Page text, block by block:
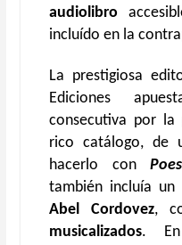
audiolibro
incluído en la
La prestigiosa
Ediciones
consecutiva por la
rico catálogo, de
hacerlo con
también incluía
Abel Cordovez,
musicalizados. En